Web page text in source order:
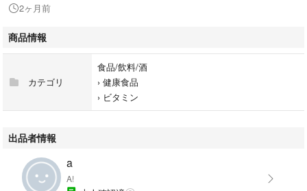
シダ植物抽出物を配合し、 紫外線による乾燥ダメージに内側からアプロ
ーチ。
L-シスチン、ビタミン全種、8種のスーパーフード (モリンガ、バオバブ、
クコ、マカ、麻の実、キヌア、 チアシード、アマランサス)をバランスよ
■安心・安全の国内製造
■飲みやすいカプセル
2ヶ月前
商品情報
カテゴリ
食品/飲料/酒
› 健康食品
› ビタミン
出品者情報
a
A!